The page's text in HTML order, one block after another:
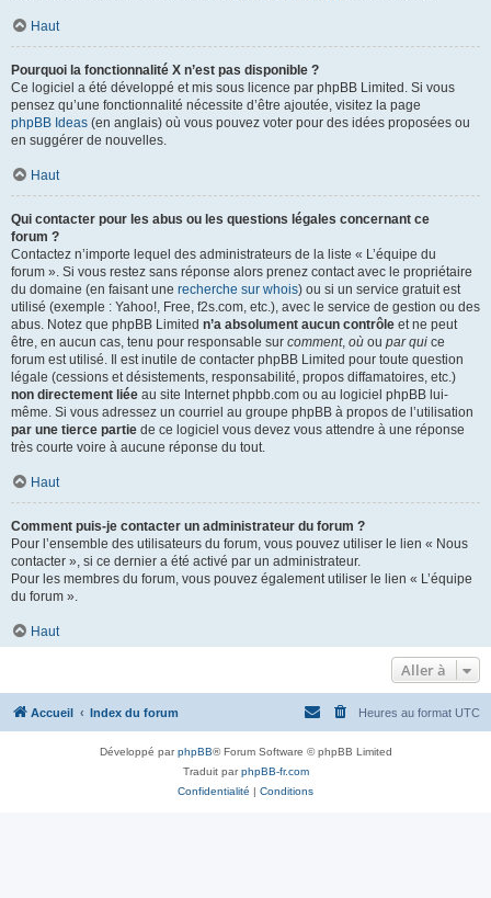
Haut
Pourquoi la fonctionnalité X n’est pas disponible ?
Ce logiciel a été développé et mis sous licence par phpBB Limited. Si vous
pensez qu’une fonctionnalité nécessite d’être ajoutée, visitez la page
phpBB Ideas (en anglais) où vous pouvez voter pour des idées proposées ou
en suggérer de nouvelles.
Haut
Qui contacter pour les abus ou les questions légales concernant ce
forum ?
Contactez n’importe lequel des administrateurs de la liste « L’équipe du
forum ». Si vous restez sans réponse alors prenez contact avec le propriétaire
du domaine (en faisant une recherche sur whois) ou si un service gratuit est
utilisé (exemple : Yahoo!, Free, f2s.com, etc.), avec le service de gestion ou des
abus. Notez que phpBB Limited n’a absolument aucun contrôle et ne peut
être, en aucun cas, tenu pour responsable sur comment, où ou par qui ce
forum est utilisé. Il est inutile de contacter phpBB Limited pour toute question
légale (cessions et désistements, responsabilité, propos diffamatoires, etc.)
non directement liée au site Internet phpbb.com ou au logiciel phpBB lui-
même. Si vous adressez un courriel au groupe phpBB à propos de l’utilisation
par une tierce partie de ce logiciel vous devez vous attendre à une réponse
très courte voire à aucune réponse du tout.
Haut
Comment puis-je contacter un administrateur du forum ?
Pour l’ensemble des utilisateurs du forum, vous pouvez utiliser le lien « Nous
contacter », si ce dernier a été activé par un administrateur.
Pour les membres du forum, vous pouvez également utiliser le lien « L’équipe
du forum ».
Haut
Aller à
Accueil Index du forum Heures au format UTC
Développé parphpBB® Forum Software © phpBB Limited
Traduit parphpBB-fr.com
Confidentialité | Conditions